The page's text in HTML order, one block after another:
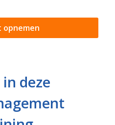
opnemen
deze